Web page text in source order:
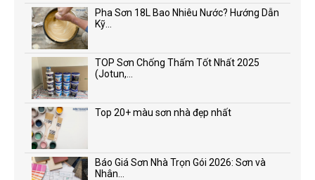
Pha Sơn 18L Bao Nhiêu Nước? Hướng Dẫn
Kỹ...
TOP Sơn Chống Thấm Tốt Nhất 2025
(Jotun,...
Top 20+ màu sơn nhà đẹp nhất
Báo Giá Sơn Nhà Trọn Gói 2026: Sơn và
Nhân...